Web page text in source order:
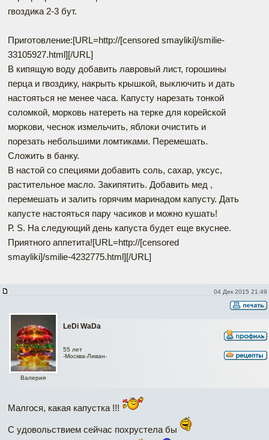
гвоздика 2-3 бут.
Приготовление:[URL=http://[censored smayliki]/smilie-
33105927.html][/URL]
В кипящую воду добавить лавровый лист, горошины
перца и гвоздику, накрыть крышкой, выключить и дать
настояться не менее часа. Капусту нарезать тонкой
соломкой, морковь натереть на терке для корейской
моркови, чеснок измельчить, яблоки очистить и
порезать небольшими ломтиками. Перемешать.
Сложить в банку.
В настой со специями добавить соль, сахар, уксус,
растительное масло. Закипятить. Добавить мед ,
перемешать и залить горячим маринадом капусту. Дать
капусте настояться пару часиков и можно кушать!
Р. S. На следующий день капуста будет еще вкуснее.
Приятного аппетита![URL=http://[censored
smayliki]/smilie-4232775.html][/URL]
04 Дек 2015 21:49
LeDi WaDa
Валерия
55 лет
-Москва-Ливан-
Малгося, какая капустка !!!
С удовольствием сейчас похрустела бы